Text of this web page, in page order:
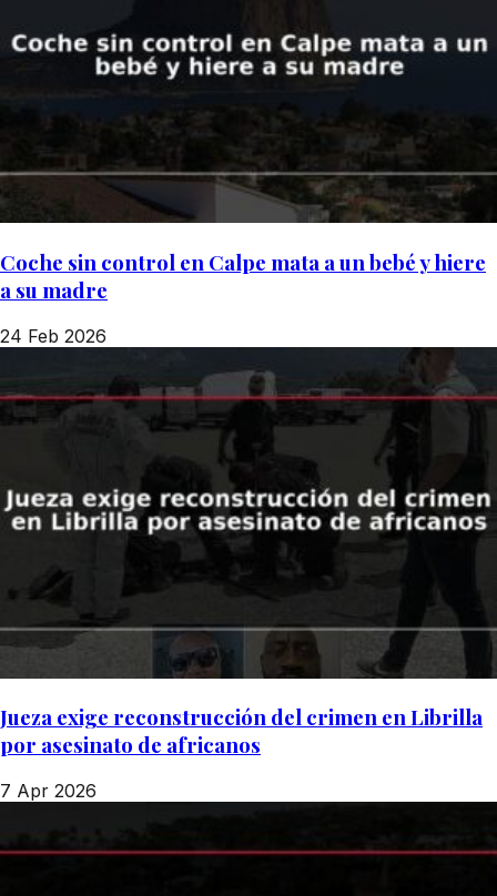
Coche sin control en Calpe mata a un bebé y hiere
a su madre
24 Feb 2026
Jueza exige reconstrucción del crimen en Librilla
por asesinato de africanos
7 Apr 2026